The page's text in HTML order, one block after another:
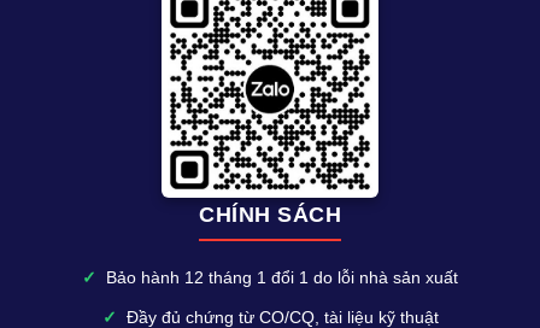
CHÍNH SÁCH
✓ Bảo hành 12 tháng 1 đổi 1 do lỗi nhà sản xuất
✓ Đầy đủ chứng từ CO/CQ, tài liệu kỹ thuật